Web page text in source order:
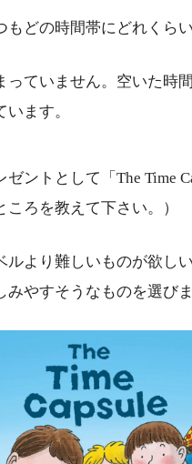
もどの時間帯にどれくら
っていません。空いた時
ます。
ゼントとして「The Time
ころを教えて下さい。）
ルより難しいものが欲し
みやすそうなものを選びま